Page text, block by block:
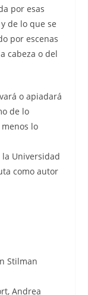
por esas
de lo que se
por escenas
cabeza o del
o apiadará
de lo
lo
Universidad
como autor
Stilman
Andrea